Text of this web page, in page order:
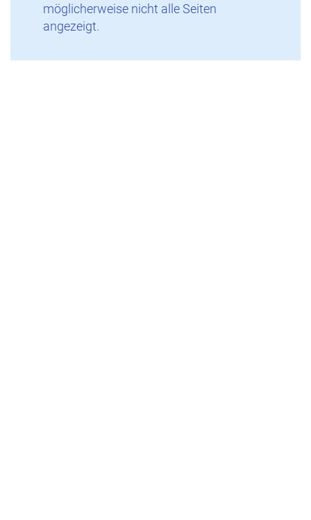
möglicherweise nicht alle Seiten
angezeigt.